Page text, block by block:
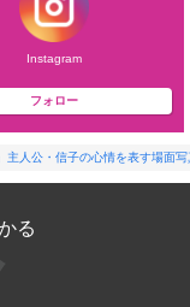
Instagram
フォロー
主人公・信子の心情を表す場面写
る